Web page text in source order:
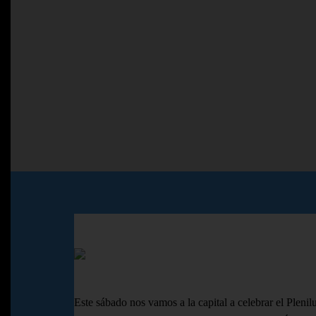
Este sábado nos vamos a la capital a celebrar el